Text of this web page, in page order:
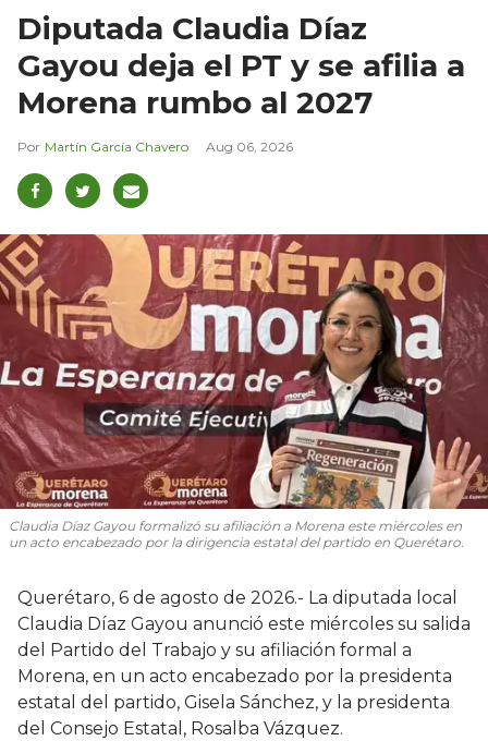
Diputada Claudia Díaz
Gayou deja el PT y se afilia a
Morena rumbo al 2027
Martín García Chavero Aug 06, 2026
Claudia Díaz Gayou formalizó su afiliación a Morena este miércoles en
un acto encabezado por la dirigencia estatal del partido en Querétaro.
Querétaro, 6 de agosto de 2026.- La diputada local
Claudia Díaz Gayou anunció este miércoles su salida
del Partido del Trabajo y su afiliación formal a
Morena, en un acto encabezado por la presidenta
estatal del partido, Gisela Sánchez, y la presidenta
del Consejo Estatal, Rosalba Vázquez.